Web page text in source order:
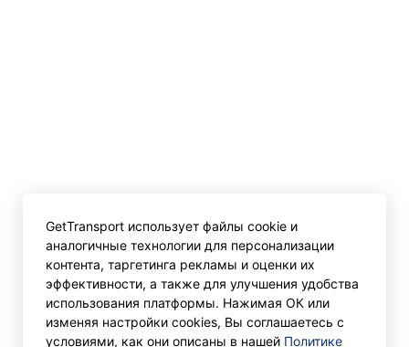
GetTransport использует файлы cookie и
аналогичные технологии для персонализации
контента, таргетинга рекламы и оценки их
эффективности, а также для улучшения удобства
использования платформы. Нажимая ОК или
изменяя настройки cookies, Вы соглашаетесь с
условиями, как они описаны в нашей Политике